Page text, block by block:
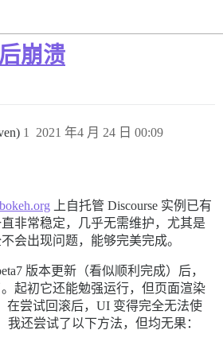
崩溃
2021 年4 月 24 日 00:09
1
上自托管 Discourse 实例已有
非常稳定，几乎无需维护，尤其是
会出现问题，能够完美完成。
版本更新（看似顺利完成）后，
起初它还能勉强运行，但页面渲染
在尝试回滚后，UI 变得完全无法使
我还尝试了以下方法，但均无果：